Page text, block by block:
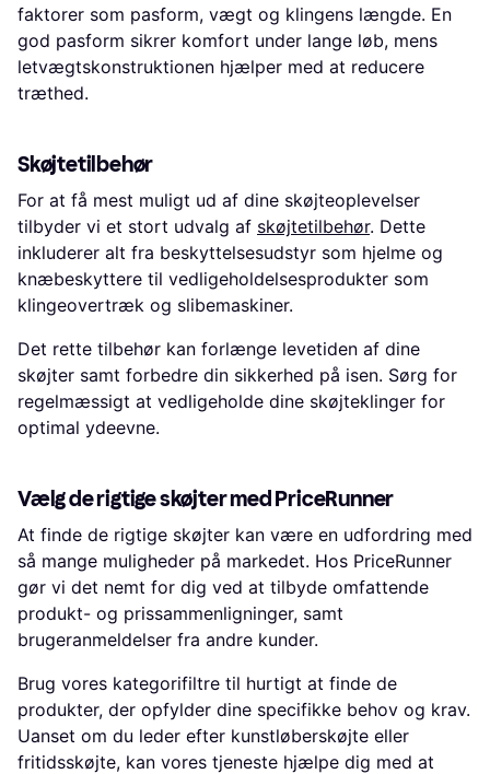
faktorer som pasform, vægt og klingens længde. En
god pasform sikrer komfort under lange løb, mens
letvægtskonstruktionen hjælper med at reducere
træthed.
Skøjtetilbehør
For at få mest muligt ud af dine skøjteoplevelser
tilbyder vi et stort udvalg af skøjtetilbehør. Dette
inkluderer alt fra beskyttelsesudstyr som hjelme og
knæbeskyttere til vedligeholdelsesprodukter som
klingeovertræk og slibemaskiner.
Det rette tilbehør kan forlænge levetiden af dine
skøjter samt forbedre din sikkerhed på isen. Sørg for
regelmæssigt at vedligeholde dine skøjteklinger for
optimal ydeevne.
Vælg de rigtige skøjter med PriceRunner
At finde de rigtige skøjter kan være en udfordring med
så mange muligheder på markedet. Hos PriceRunner
gør vi det nemt for dig ved at tilbyde omfattende
produkt- og prissammenligninger, samt
brugeranmeldelser fra andre kunder.
Brug vores kategorifiltre til hurtigt at finde de
produkter, der opfylder dine specifikke behov og krav.
Uanset om du leder efter kunstløberskøjte eller
fritidsskøjte, kan vores tjeneste hjælpe dig med at